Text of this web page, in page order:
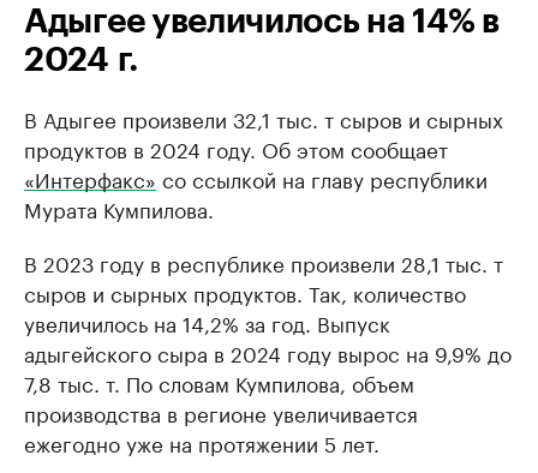
Адыгее увеличилось на 14% в
2024 г.
В Адыгее произвели 32,1 тыс. т сыров и сырных
продуктов в 2024 году. Об этом сообщает
«Интерфакс» со ссылкой на главу республики
Мурата Кумпилова.
В 2023 году в республике произвели 28,1 тыс. т
сыров и сырных продуктов. Так, количество
увеличилось на 14,2% за год. Выпуск
адыгейского сыра в 2024 году вырос на 9,9% до
7,8 тыс. т. По словам Кумпилова, объем
производства в регионе увеличивается
ежегодно уже на протяжении 5 лет.